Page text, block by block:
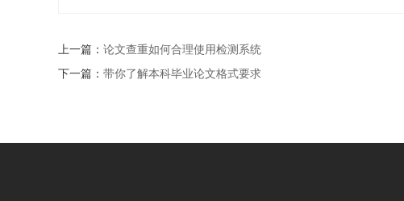
上一篇： 论文查重如何合理使用检测系统
下一篇： 带你了解本科毕业论文格式要求